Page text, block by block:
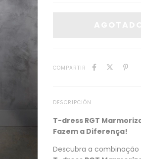
COMPARTIR
DESCRIPCIÓN
T-dress RGT
Fazem a Diferença!
Descubra a